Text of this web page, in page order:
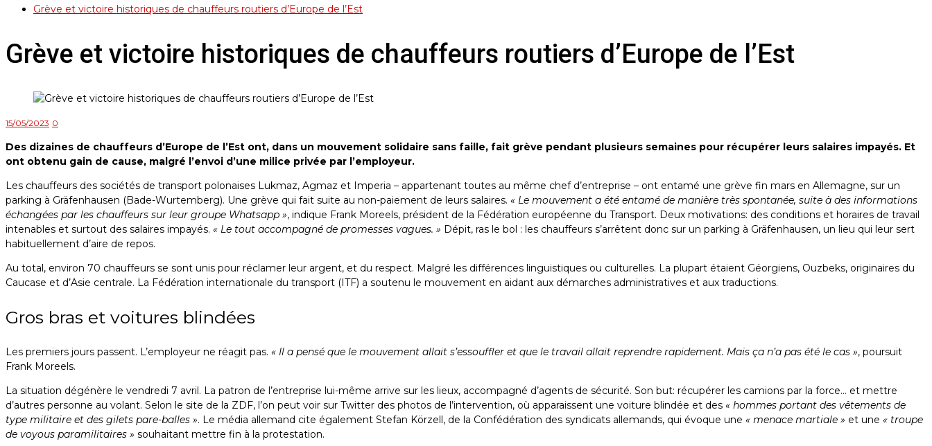
Grève et victoire historiques de chauffeurs routiers d’Europe de l’Est
Grève et victoire historiques de chauffeurs routiers d’Europe de l’Est
15/05/2023 0
Des dizaines de chauffeurs d’Europe de l’Est ont, dans un mouvement solidaire sans faille, fait grève pendant plusieurs semaines pour récupérer leurs salaires impayés. Et
ont obtenu gain de cause, malgré l’envoi d’une milice privée par l’employeur.
Les chauffeurs des sociétés de transport polonaises Lukmaz, Agmaz et Imperia – appartenant toutes au même chef d’entreprise – ont entamé une grève fin mars en Allemagne, sur un
parking à Gräfenhausen (Bade-Wurtemberg). Une grève qui fait suite au non-paiement de leurs salaires. « Le mouvement a été entamé de manière très spontanée, suite à des informations
échangées par les chauffeurs sur leur groupe Whatsapp », indique Frank Moreels, président de la Fédération européenne du Transport. Deux motivations: des conditions et horaires de travail
intenables et surtout des salaires impayés. « Le tout accompagné de promesses vagues. » Dépit, ras le bol : les chauffeurs s’arrêtent donc sur un parking à Gräfenhausen, un lieu qui leur sert
habituellement d’aire de repos.
Au total, environ 70 chauffeurs se sont unis pour réclamer leur argent, et du respect. Malgré les différences linguistiques ou culturelles. La plupart étaient Géorgiens, Ouzbeks, originaires du
Caucase et d’Asie centrale. La Fédération internationale du transport (ITF) a soutenu le mouvement en aidant aux démarches administratives et aux traductions.
Gros bras et voitures blindées
Les premiers jours passent. L’employeur ne réagit pas. « Il a pensé que le mouvement allait s’essouffler et que le travail allait reprendre rapidement. Mais ça n’a pas été le cas », poursuit
Frank Moreels.
La situation dégénère le vendredi 7 avril. La patron de l’entreprise lui-même arrive sur les lieux, accompagné d’agents de sécurité. Son but: récupérer les camions par la force… et mettre
d’autres personne au volant. Selon le site de la ZDF, l’on peut voir sur Twitter des photos de l’intervention, où apparaissent une voiture blindée et des « hommes portant des vêtements de
type militaire et des gilets pare-balles ». Le média allemand cite également Stefan Körzell, de la Confédération des syndicats allemands, qui évoque une « menace martiale » et une « troupe
de voyous paramilitaires » souhaitant mettre fin à la protestation.